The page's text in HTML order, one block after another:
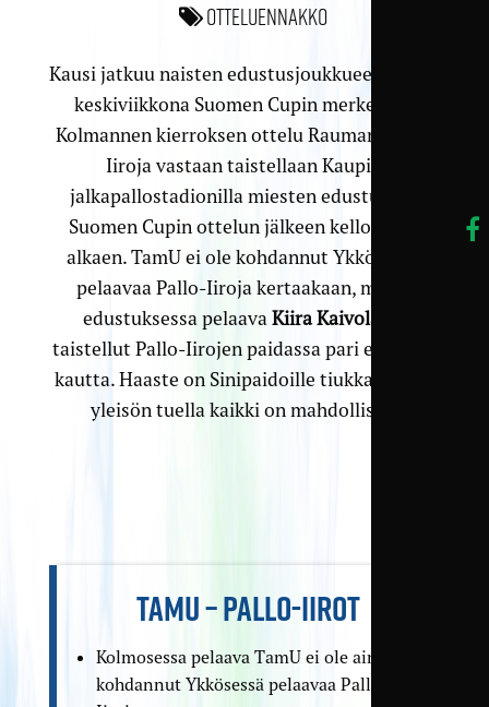
Otteluennakko
Kausi jatkuu naisten edustusjoukkueen osalta
keskiviikkona Suomen Cupin merkeissä.
Kolmannen kierroksen ottelu Rauman Pallo-
Iiroja vastaan taistellaan Kaupin
jalkapallostadionilla miesten edustuksen
Suomen Cupin ottelun jälkeen kello 20.15
alkaen. TamU ei ole kohdannut Ykkösessä
pelaavaa Pallo-Iiroja kertaakaan, mutta
edustuksessa pelaavaKiira Kaivola
taistellut Pallo-Iirojen paidassa pari edellistä
kautta. Haaste on Sinipaidoille tiukka, mutta
yleisön tuella kaikki on mahdollista.
TAMU – PALLO-IIROT
Kolmosessa pelaava TamU ei ole aimmin
kohdannut Ykkösessä pelaavaa Pallo-